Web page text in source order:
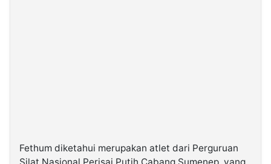
Fethum diketahui merupakan atlet dari Perguruan